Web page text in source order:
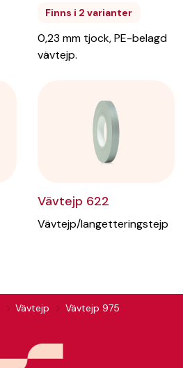
Finns i 2 varianter
0,23 mm tjock, PE-belagd
vävtejp.
Vävtejp 622
Vävtejp/langetteringstejp
Vävtejp Vävtejp 975